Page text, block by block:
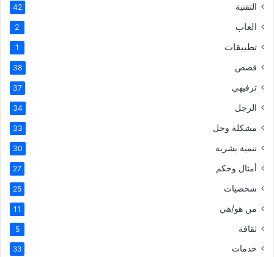
التقنية 42
العاب 2
تطبيقات 1
قصص 38
ترفيهي 37
الرجل 34
مشكلة وحل 33
تنمية بشرية 30
أمثال وحكم 27
شخصيات 25
من هو/هي 11
ثقافة 5
خدمات 33